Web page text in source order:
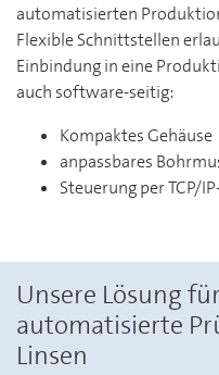
automatisierten
Flexible Schnittstellen
Einbindung in eine
auch software-seitig:
Kompaktes Gehäuse
anpassbares
Steuerung per TCP/
Unsere Lösung
automatisierte
Linsen